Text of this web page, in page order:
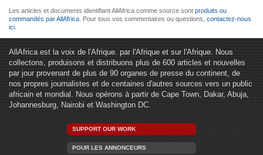
Les articles et documents identifiant AllAfrica comme source sont produits ou
commandés par AllAfrica . Pour tous vos commentaires ou questions, contactez-nous
ici
AllAfrica est la voix de l'Afrique. par l'Afrique et sur l'Afrique. Nous
collectons, produisons et distribuons plus de 600 articles et nouvelles
par jour provenant de plus de 90 organes de presse du continent, de
nos propres journalistes et de centaines d'autres sources vers un public
africain et mondial. Nous opérons à partir de Cape Town, Dakar, Abuja,
Johannesburg, Nairobi et Washington DC.
SUPPORT OUR WORK
POUR LES ANNONCEURS